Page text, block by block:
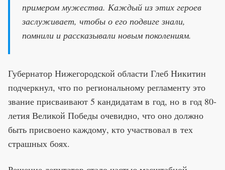
примером мужества. Каждый из этих героев
заслуживает, чтобы о его подвиге знали,
помнили и рассказывали новым поколениям.
Губернатор Нижегородской области Глеб Никитин
подчеркнул, что по региональному регламенту это
звание присваивают 5 кандидатам в год, но в год 80-
летия Великой Победы очевидно, что оно должно
быть присвоено каждому, кто участвовал в тех
страшных боях.